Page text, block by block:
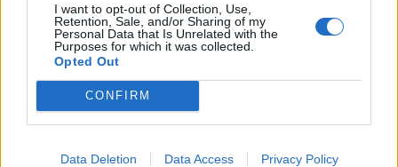
I want to opt-out of Collection, Use,
Retention, Sale, and/or Sharing of my
Personal Data that Is Unrelated with the
Purposes for which it was collected.
Opted Out
CONFIRM
Data Deletion Data Access Privacy Policy